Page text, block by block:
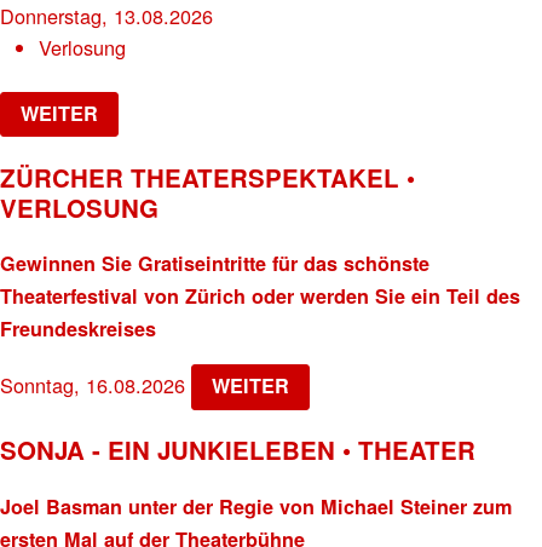
Donnerstag, 13.08.2026
Verlosung
WEITER
ZÜRCHER THEATERSPEKTAKEL •
VERLOSUNG
Gewinnen Sie Gratiseintritte für das schönste
Theaterfestival von Zürich oder werden Sie ein Teil des
Freundeskreises
Sonntag, 16.08.2026 WEITER
SONJA - EIN JUNKIELEBEN • THEATER
Joel Basman unter der Regie von Michael Steiner zum
ersten Mal auf der Theaterbühne